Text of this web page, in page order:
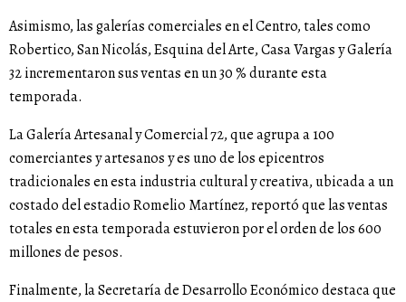
Asimismo, las galerías comerciales en el Centro, tales como
Robertico, San Nicolás, Esquina del Arte, Casa Vargas y Galería
32 incrementaron sus ventas en un 30 % durante esta
temporada.
La Galería Artesanal y Comercial 72, que agrupa a 100
comerciantes y artesanos y es uno de los epicentros
tradicionales en esta industria cultural y creativa, ubicada a un
costado del estadio Romelio Martínez, reportó que las ventas
totales en esta temporada estuvieron por el orden de los 600
millones de pesos.
Finalmente, la Secretaría de Desarrollo Económico destaca que